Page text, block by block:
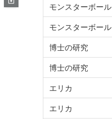
モンスターボール
モンスターボール
博士の研究
博士の研究
エリカ
エリカ